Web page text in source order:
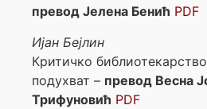
превод Јелена Бенић PDF
Иjан Бејлин
Критичко
подухват – превод Весна
Трифуновић PDF